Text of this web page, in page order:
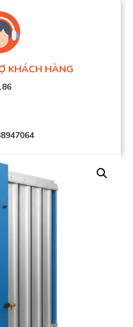
KHÁCH HÀNG